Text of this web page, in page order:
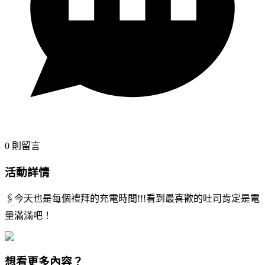
0 則留言
活動詳情
🖇️今天也是每個禮拜的充電時間!!!看到最喜歡的吐司肯定是電
量滿滿吧！
想看更多內容？